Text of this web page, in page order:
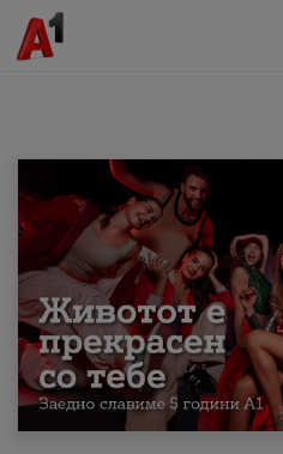
МК EN SQ
Приватни Деловни
Поддршка